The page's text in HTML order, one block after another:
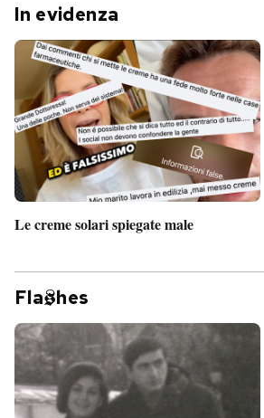
In evidenza
Le creme solari spiegate male
Fla hes